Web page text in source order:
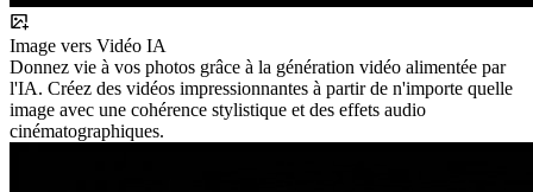
Image vers Vidéo IA
Donnez vie à vos photos grâce à la génération vidéo alimentée par
l'IA. Créez des vidéos impressionnantes à partir de n'importe quelle
image avec une cohérence stylistique et des effets audio
cinématographiques.